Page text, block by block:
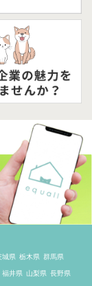
城県 栃木県 群馬県
福井県 山梨県 長野県